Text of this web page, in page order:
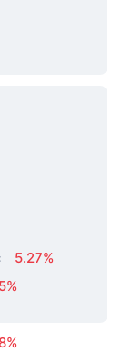
světa
5.27%